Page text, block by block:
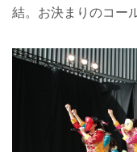
結。お決まりのコー